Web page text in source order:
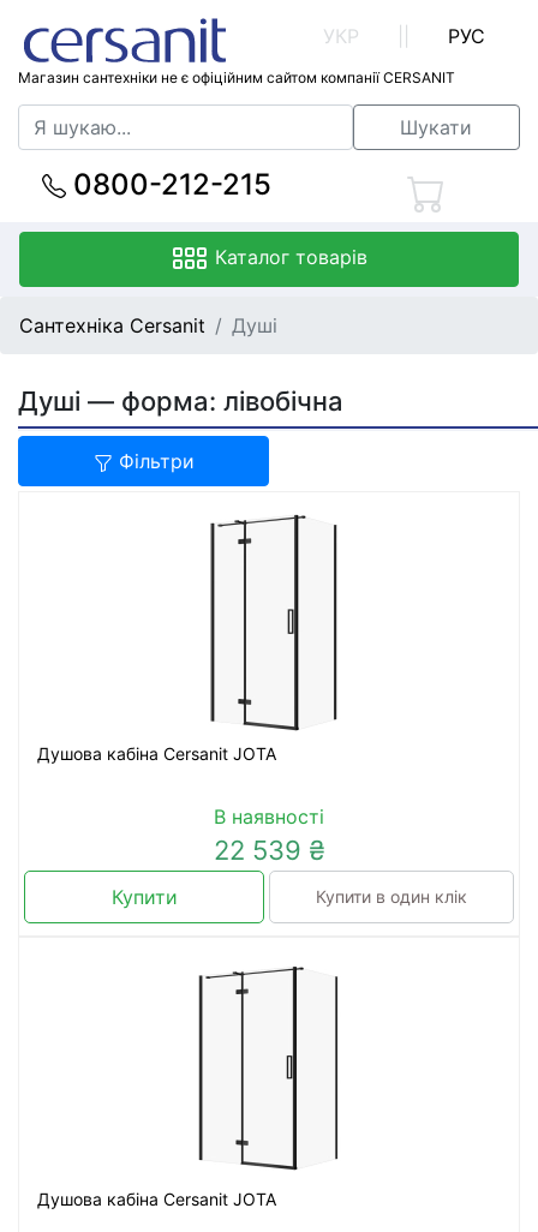
Магазин сантехніки не є офіційним сайтом компанії CERSANIT
УКР РУС
Шукати
0800-212-215
Каталог товарів
Сантехніка Cersanit Душі
Душі — форма: лівобічна
Фільтри
Душова кабіна Cersanit JOTA
В наявності
22 539 ₴
Купити Купити в один клік
Душова кабіна Cersanit JOTA